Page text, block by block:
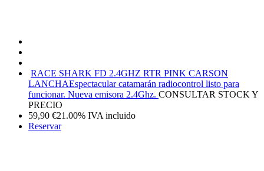
RACE SHARK FD 2.4GHZ RTR PINK CARSON
LANCHAEspectacular catamarán radiocontrol listo para
funcionar. Nueva emisora 2.4Ghz. CONSULTAR STOCK Y
PRECIO
59,90 €21.00% IVA incluido
Reservar